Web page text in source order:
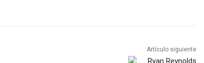
Artículo siguiente